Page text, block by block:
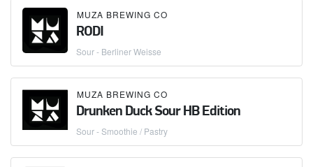
MUZA BREWING CO
RODI
Sour - Berliner Weisse
MUZA BREWING CO
Drunken Duck Sour HB Edition
Sour - Smoothie / Pastry